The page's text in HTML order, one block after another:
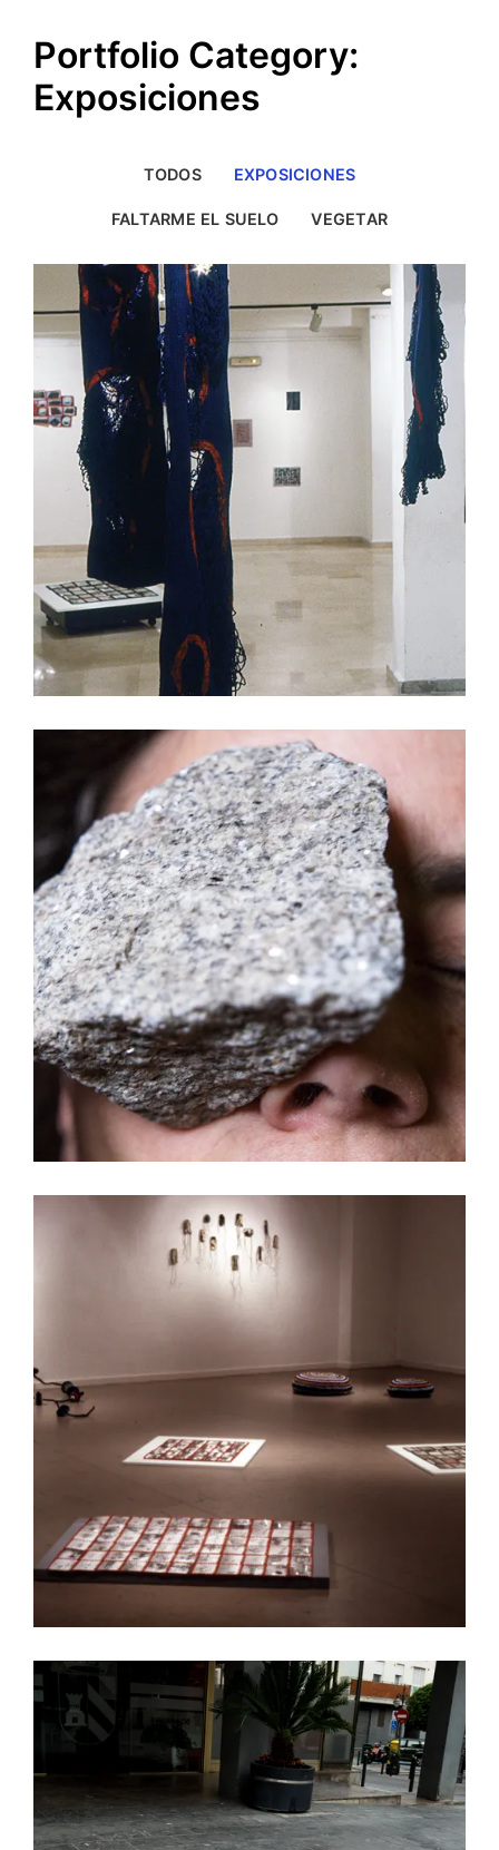
Portfolio Category:
Exposiciones
TODOS EXPOSICIONES
FALTARME EL SUELO VEGETAR